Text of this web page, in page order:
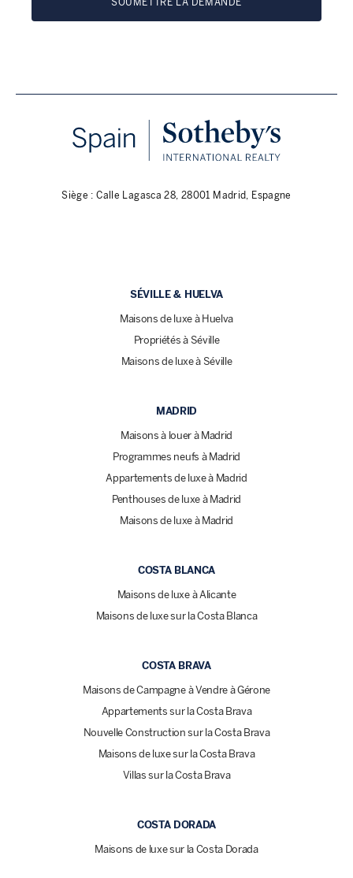
SOUMETTRE LA DEMANDE
Siège : Calle Lagasca 28, 28001 Madrid, Espagne
SÉVILLE & HUELVA
Maisons de luxe à Huelva
Propriétés à Séville
Maisons de luxe à Séville
MADRID
Maisons à louer à Madrid
Programmes neufs à Madrid
Appartements de luxe à Madrid
Penthouses de luxe à Madrid
Maisons de luxe à Madrid
COSTA BLANCA
Maisons de luxe à Alicante
Maisons de luxe sur la Costa Blanca
COSTA BRAVA
Maisons de Campagne à Vendre à Gérone
Appartements sur la Costa Brava
Nouvelle Construction sur la Costa Brava
Maisons de luxe sur la Costa Brava
Villas sur la Costa Brava
COSTA DORADA
Maisons de luxe sur la Costa Dorada